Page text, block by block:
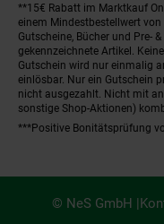
**15€ Rabatt im Marktkauf
einem Mindestbestellwert
Gutscheine, Bücher und Pre-
gekennzeichnete Artikel.
Gutschein wird nur einmalig
einlösbar. Nur ein Gutschein
nicht ausgezahlt. Nicht mit
sonstige Shop-Aktionen)
***Positive Bonitätsprüfung
© NeS GmbH |